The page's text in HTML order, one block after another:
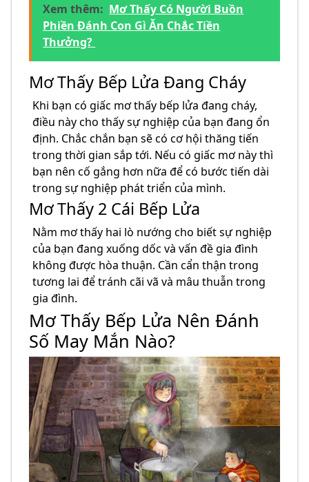
Xem thêm: Mơ Thấy Có Người Buồn
Phiền Đánh Con Gì Ăn Chắc Tiền
Thưởng?
Mơ Thấy Bếp Lửa Đang Cháy
Khi bạn có giấc mơ thấy bếp lửa đang cháy,
điều này cho thấy sự nghiệp của bạn đang ổn
định. Chắc chắn bạn sẽ có cơ hội thăng tiến
trong thời gian sắp tới. Nếu có giấc mơ này thì
bạn nên cố gắng hơn nữa để có bước tiến dài
trong sự nghiệp phát triển của mình.
Mơ Thấy 2 Cái Bếp Lửa
Nằm mơ thấy hai lò nướng cho biết sự nghiệp
của bạn đang xuống dốc và vấn đề gia đình
không được hòa thuận. Cần cẩn thận trong
tương lai để tránh cãi vã và mâu thuẫn trong
gia đình.
Mơ Thấy Bếp Lửa Nên Đánh
Số May Mắn Nào?